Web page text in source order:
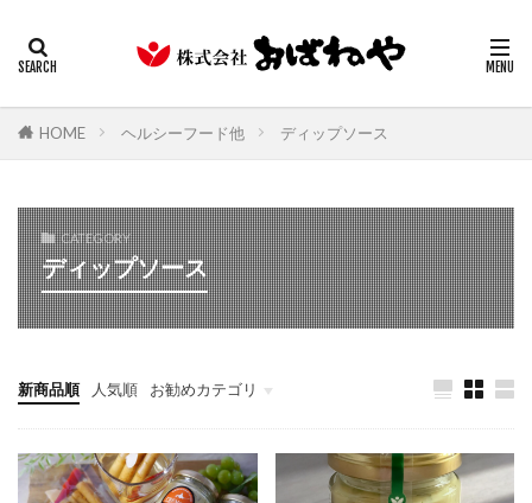
HOME ヘルシーフード他 ディップソース
CATEGORY
ディップソース
新商品順 人気順 お勧めカテゴリ
お漬物
ヘルシーフード他
カテゴリー